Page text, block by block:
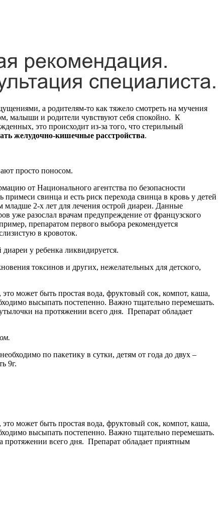
а родителям-то как тяжело смотреть на мучения
малыши и родители чувствуют себя спокойно. К
это происходит из-за того, что стерильный
желудочно-кишечные расстройства.
просто поносом.
от Национального агентства по безопасности
свинца и есть риск перехода свинца в кровь у детей
младше 2-х лет для лечения острой диареи. Данные
разослал врачам предупреждение от французского
препаратом первого выбора рекомендуется
в кровоток.
у ребенка ликвидируется.
токсинов и других, нежелательных для детского,
это может быть простая вода, фруктовый сок, компот, каша,
высыпать постепенно. Важно тщательно перемешать.
на протяжении всего дня. Препарат обладает
по пакетику в сутки, детям от года до двух –
9г.
это может быть простая вода, фруктовый сок, компот, каша,
высыпать постепенно. Важно тщательно перемешать.
всего дня. Препарат обладает приятным